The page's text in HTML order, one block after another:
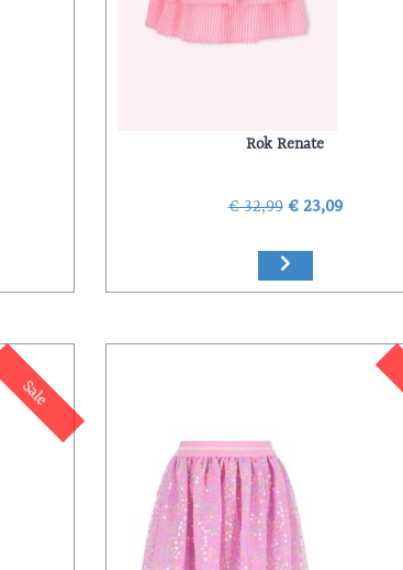
Rok Renate
€ 32,99 € 23,09
Sale